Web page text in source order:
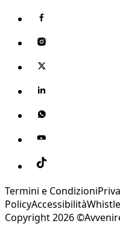
Termini e Condizioni
PolicyAccessibilità
Copyright 2026